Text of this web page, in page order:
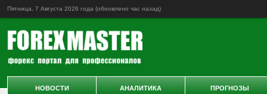
Пятница, 7 Августа 2026 года (обновлено час назад)
НОВОСТИ АНАЛИТИКА ПРОГНОЗЫ